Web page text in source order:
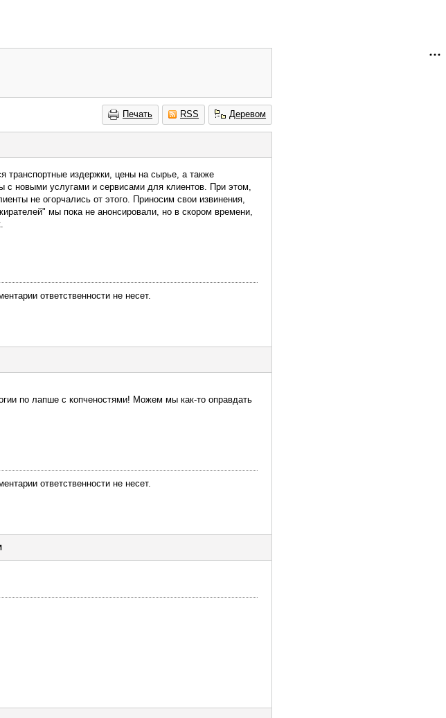
Печать RSS Деревом
транспортные издержки, цены на сырье, а также
с новыми услугами и сервисами для клиентов. При этом,
не огорчались от этого. Приносим свои извинения,
мы пока не анонсировали, но в скором времени,
ответственности не несет.
по лапше с копченостями! Можем мы как-то оправдать
ответственности не несет.